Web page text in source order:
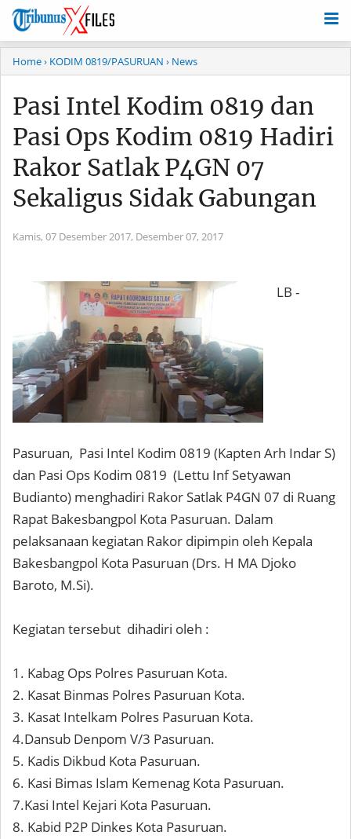
Home› KODIM 0819/PASURUAN › News
Pasi Intel Kodim 0819 dan
Pasi Ops Kodim 0819 Hadiri
Rakor Satlak P4GN 07
Sekaligus Sidak Gabungan
Kamis, 07 Desember 2017, Desember 07, 2017
LB -
Pasuruan, Pasi Intel Kodim 0819 (Kapten Arh Indar S)
dan Pasi Ops Kodim 0819 (Lettu Inf Setyawan
Budianto) menghadiri Rakor Satlak P4GN 07 di Ruang
Rapat Bakesbangpol Kota Pasuruan. Dalam
pelaksanaan kegiatan Rakor dipimpin oleh Kepala
Bakesbangpol Kota Pasuruan (Drs. H MA Djoko
Baroto, M.Si).
Kegiatan tersebut dihadiri oleh :
1. Kabag Ops Polres Pasuruan Kota.
2. Kasat Binmas Polres Pasuruan Kota.
3. Kasat Intelkam Polres Pasuruan Kota.
4.Dansub Denpom V/3 Pasuruan.
5. Kadis Dikbud Kota Pasuruan.
6. Kasi Bimas Islam Kemenag Kota Pasuruan.
7.Kasi Intel Kejari Kota Pasuruan.
8. Kabid P2P Dinkes Kota Pasuruan.